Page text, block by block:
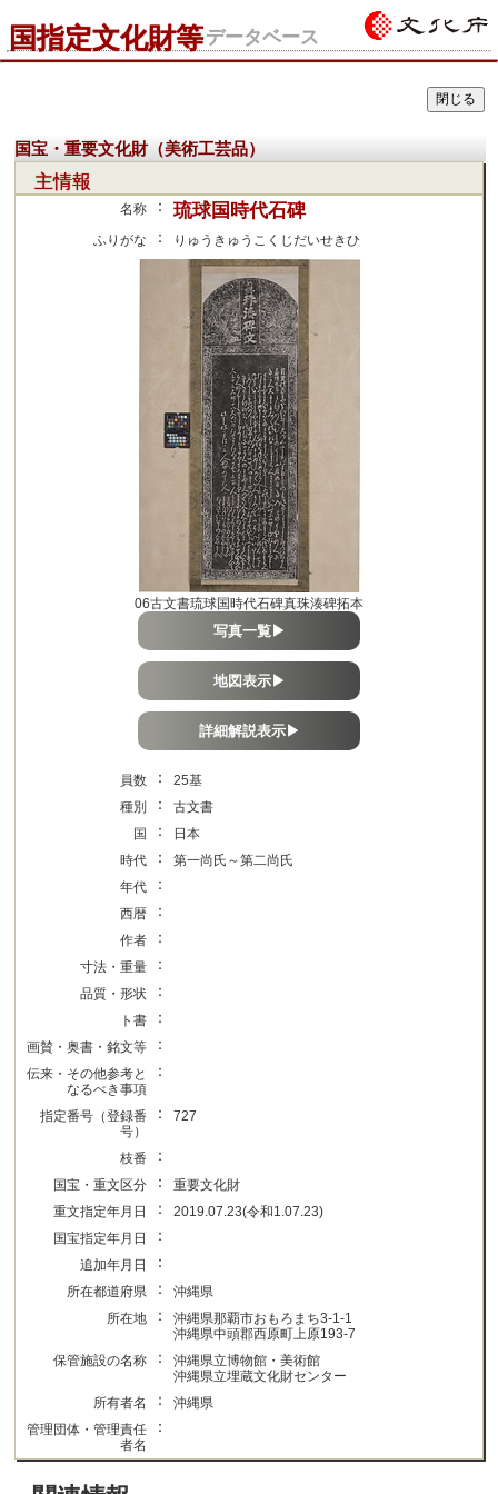
国指定文化財等データベース
国宝・重要文化財（美術工芸品）
主情報
名称 ： 琉球国時代石碑
ふりがな ： りゅうきゅうこくじだいせきひ
06古文書琉球国時代石碑真珠湊碑拓本
写真一覧▶
地図表示▶
詳細解説表示▶
員数 ：
25基
種別
：
古文書
国
：
日本
時代
：
第一尚氏～第二尚氏
年代
：
西暦 ：
作者 ：
寸法・重量 ：
品質・形状 ：
ト書 ：
画賛・奥書・銘文等 ：
伝来・その他参考と
なるべき事項
：
指定番号（登録番
号）
： 727
枝番 ：
国宝・重文区分 ：
重要文化財
重文指定年月日
：
2019.07.23(令和1.07.23)
国宝指定年月日
：
追加年月日 ：
所在都道府県 ：
沖縄県
所在地
：
沖縄県那覇市おもろまち3-1-1
沖縄県中頭郡西原町上原193-7
保管施設の名称
：
沖縄県立博物館・美術館
沖縄県立埋蔵文化財センター
所有者名
：
沖縄県
管理団体・管理責任
者名
：